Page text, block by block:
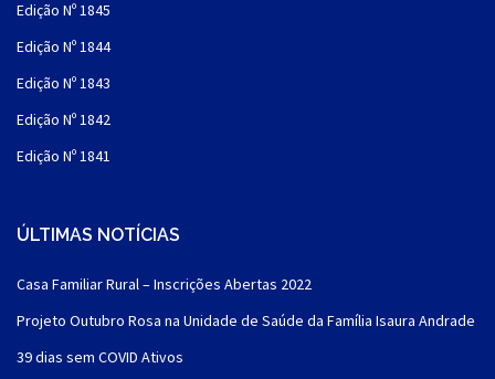
Edição Nº 1845
Edição Nº 1844
Edição Nº 1843
Edição Nº 1842
Edição Nº 1841
ÚLTIMAS NOTÍCIAS
Casa Familiar Rural – Inscrições Abertas 2022
Projeto Outubro Rosa na Unidade de Saúde da Família Isaura Andrade
39 dias sem COVID Ativos